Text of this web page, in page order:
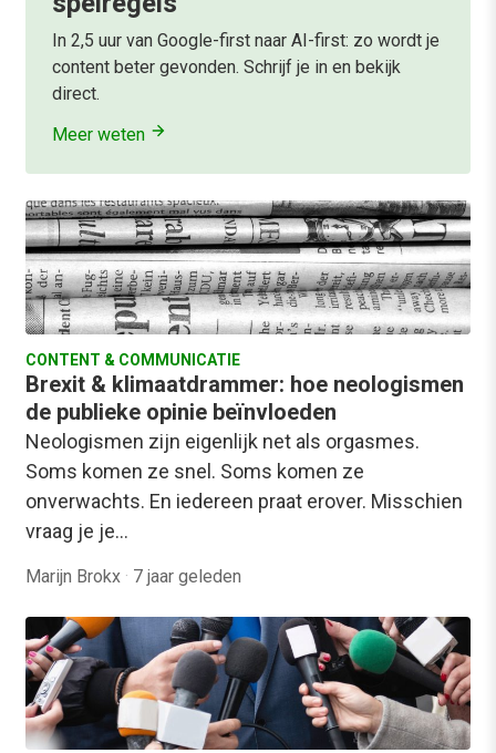
In 2,5 uur van Google-first naar AI-first: zo wordt je
content beter gevonden. Schrijf je in en bekijk
direct.
Meer weten
CONTENT & COMMUNICATIE
Brexit & klimaatdrammer: hoe neologismen
de publieke opinie beïnvloeden
Neologismen zijn eigenlijk net als orgasmes.
Soms komen ze snel. Soms komen ze
onverwachts. En iedereen praat erover. Misschien
vraag je je…
Marijn Brokx · 7 jaar geleden